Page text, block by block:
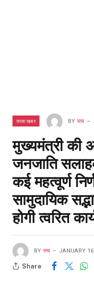
ताजा खबर BY सच
मुख्यमंत्री की
जनजाति
कई महत्वूर्ण
सामुदायिक
होगी त्वरित
BY सच JANUARY
Share